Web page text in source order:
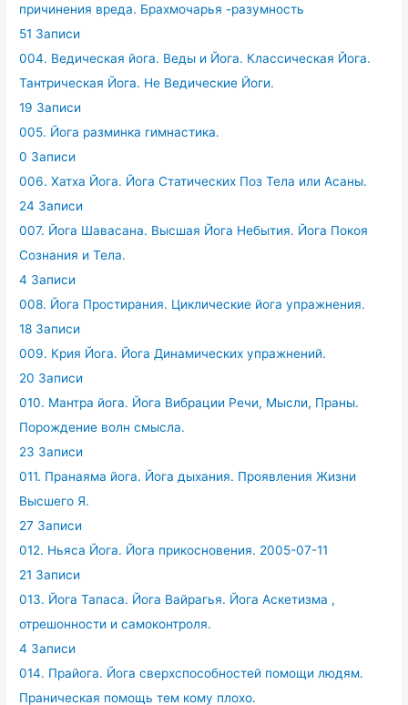
причинения вреда. Брахмочарья -разумность
51 Записи
004. Ведическая йога. Веды и Йога. Классическая Йога.
Тантрическая Йога. Не Ведические Йоги.
19 Записи
005. Йога разминка гимнастика.
0 Записи
006. Хатха Йога. Йога Статических Поз Тела или Асаны.
24 Записи
007. Йога Шавасана. Высшая Йога Небытия. Йога Покоя
Сознания и Тела.
4 Записи
008. Йога Простирания. Циклические йога упражнения.
18 Записи
009. Крия Йога. Йога Динамических упражнений.
20 Записи
010. Мантра йога. Йога Вибрации Речи, Мысли, Праны.
Порождение волн смысла.
23 Записи
011. Пранаяма йога. Йога дыхания. Проявления Жизни
Высшего Я.
27 Записи
012. Ньяса Йога. Йога прикосновения. 2005-07-11
21 Записи
013. Йога Тапаса. Йога Вайрагья. Йога Аскетизма ,
отрешонности и самоконтроля.
4 Записи
014. Прайога. Йога сверхспособностей помощи людям.
Праническая помощь тем кому плохо.